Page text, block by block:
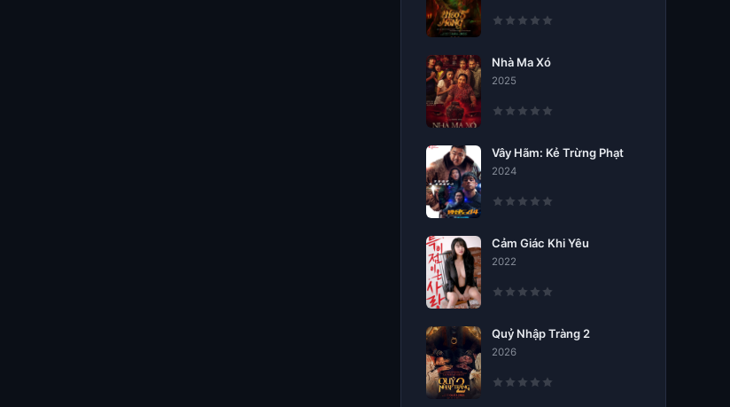
Nhà Ma Xó
2025
Vây Hãm: Kẻ Trừng Phạt
2024
Cảm Giác Khi Yêu
2022
Quỷ Nhập Tràng 2
2026